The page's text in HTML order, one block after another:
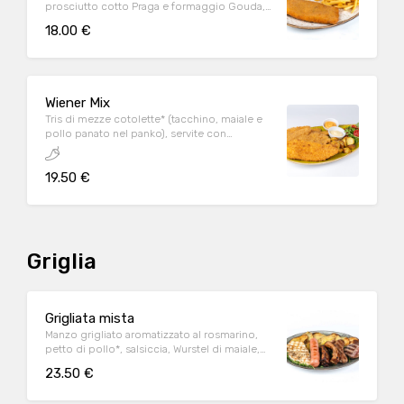
prosciutto cotto Praga e formaggio Gouda,
18.00 €
Wiener Mix
Tris di mezze cotolette* (tacchino, maiale e
pollo panato nel panko), servite con
insalatina di rucola e pomodorini, patate al
forno, salsa Wiener e salsa speziata
19.50 €
Griglia
Grigliata mista
Manzo grigliato aromatizzato al rosmarino,
petto di pollo*, salsiccia, Wurstel di maiale,
serviti su rucola. Il tutto accompagnato da
23.50 €